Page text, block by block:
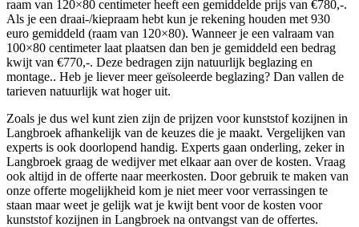
raam van 120×80 centimeter heeft een gemiddelde prijs van €780,-.
Als je een draai-/kiepraam hebt kun je rekening houden met 930
euro gemiddeld (raam van 120×80). Wanneer je een valraam van
100×80 centimeter laat plaatsen dan ben je gemiddeld een bedrag
kwijt van €770,-. Deze bedragen zijn natuurlijk beglazing en
montage.. Heb je liever meer geïsoleerde beglazing? Dan vallen de
tarieven natuurlijk wat hoger uit.
Zoals je dus wel kunt zien zijn de prijzen voor kunststof kozijnen in
Langbroek afhankelijk van de keuzes die je maakt. Vergelijken van
experts is ook doorlopend handig. Experts gaan onderling, zeker in
Langbroek graag de wedijver met elkaar aan over de kosten. Vraag
ook altijd in de offerte naar meerkosten. Door gebruik te maken van
onze offerte mogelijkheid kom je niet meer voor verrassingen te
staan maar weet je gelijk wat je kwijt bent voor de kosten voor
kunststof kozijnen in Langbroek na ontvangst van de offertes.